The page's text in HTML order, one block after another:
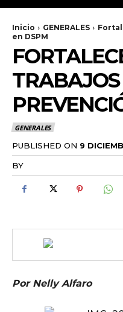
Inicio GENERALES
en DSPM
GENERALES
PUBLISHED ON 9
BY
Por Nelly Alfaro